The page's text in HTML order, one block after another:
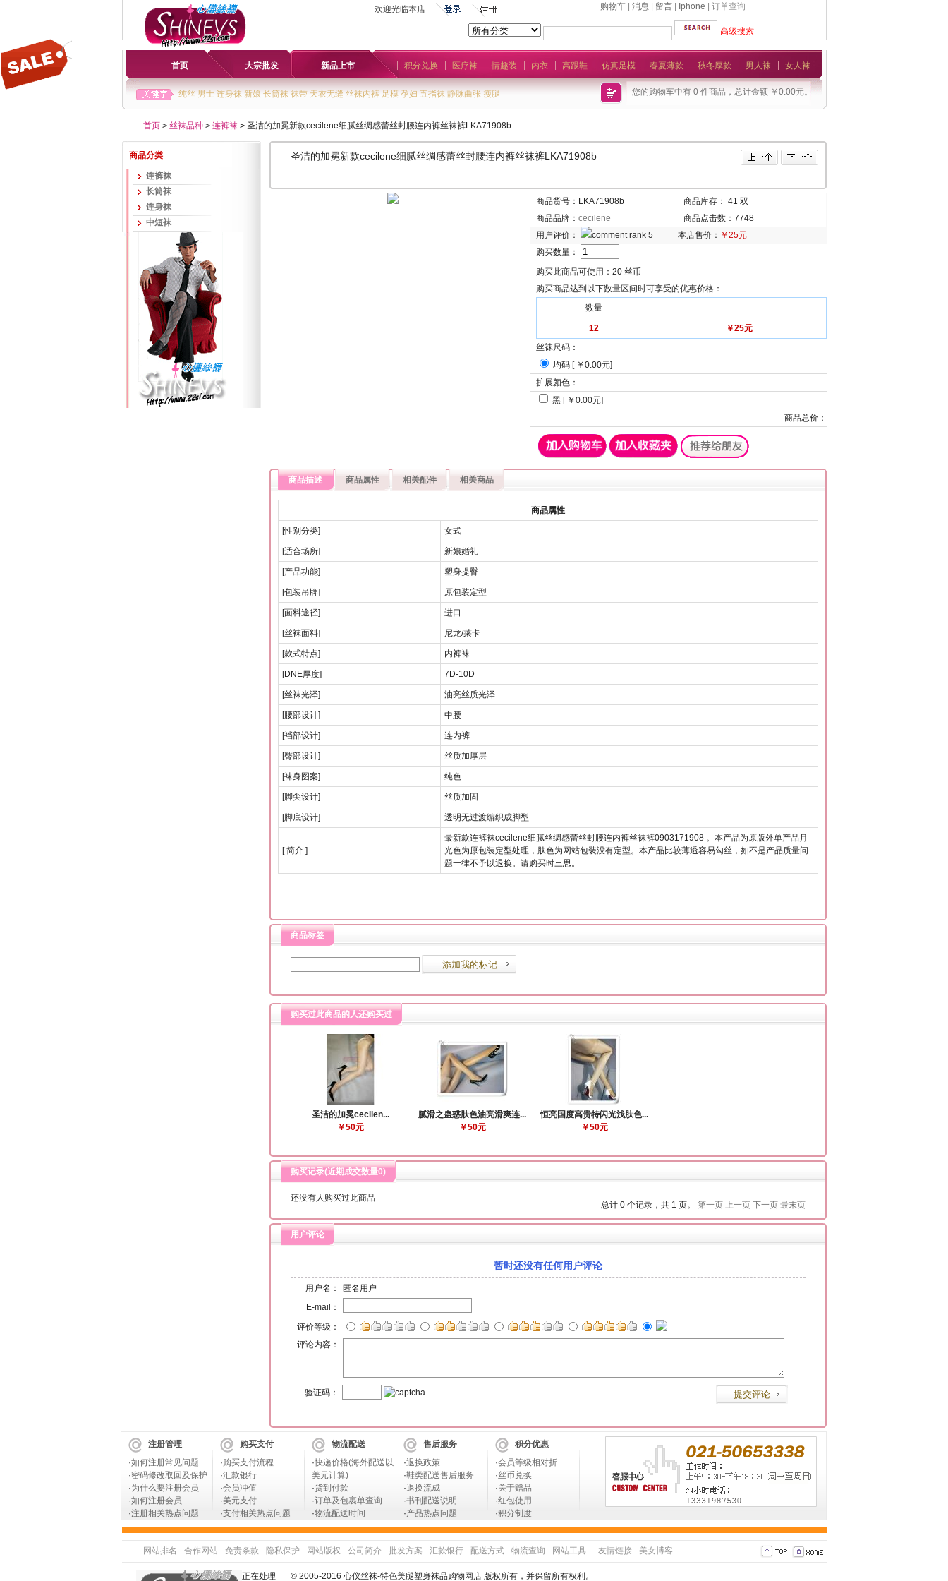
欢迎光临本店 购物车| 消息 留言| Iphone | 订单查询
高级搜索
首页 大宗批发 新品上市 积分兑换 医疗袜 情趣装 内衣 高跟鞋 仿真足模 春夏薄款 秋冬厚款 男人袜 女人袜
纯丝 男士 连身袜 新娘 长筒袜 袜带 天衣无缝 丝袜内裤 足模 孕妇 五指袜 静脉曲张 瘦腿 您的购物车中有 0 件商品，总计金额 ￥0.00元。
首页 > 丝袜品种 > 连裤袜 >圣洁的加冕新款cecilene细腻丝绸感蕾丝封腰连内裤丝袜裤LKA71908b
商品分类
连裤袜
长筒袜
连身袜
中短袜
圣洁的加冕新款cecilene细腻丝绸感蕾丝封腰连内裤丝袜裤LKA71908b
商品货号：LKA71908b
商品库存： 41 双
商品品牌： cecilene
商品点击数：7748
用户评价：
本店售价： ￥25元
购买数量：
购买此商品可使用： 20 丝币
购买商品达到以下数量区间时可享受的优惠价格：
数量
12
￥25元
丝袜尺码：
均码 [ ￥0.00元]
扩展颜色：
黑 [ ￥0.00元]
商品总价：
商品描述 商品属性 相关配件 相关商品
商品属性
[性别分类] 女式
[适合场所] 新娘婚礼
[产品功能] 塑身提臀
[包装吊牌] 原包装定型
[面料途径] 进口
[丝袜面料] 尼龙/莱卡
[款式特点] 内裤袜
[DNE厚度] 7D-10D
[丝袜光泽] 油亮丝质光泽
[腰部设计] 中腰
[裆部设计] 连内裤
[臀部设计] 丝质加厚层
[袜身图案] 纯色
[脚尖设计] 丝质加固
[脚底设计] 透明无过渡编织成脚型
[ 简介 ]
最新款连裤袜cecilene细腻丝绸感蕾丝封腰连内裤丝袜裤0903171908 。本产品为原版外单产品月
光色为原包装定型处理，肤色为网站包装没有定型。本产品比较薄透容易勾丝，如不是产品质量问
题一律不予以退换。请购买时三思。
商品标签
购买过此商品的人还购买过
圣洁的加冕cecilen...
￥50元
腻滑之蛊惑肤色油亮滑爽连...
￥50元
恒亮国度高贵特闪光浅肤色...
￥50元
购买记录(近期成交数量0)
还没有人购买过此商品
总计 0 个记录，共 1 页。 第一页 上一页 下一页 最末页
用户评论
暂时还没有任何用户评论
用户名：
匿名用户
E-mail：
评价等级：
评论内容：
验证码：
注册管理
·如何注册常见问题
·密码修改取回及保护
·为什么要注册会员
·如何注册会员
·注册相关热点问题
购买支付
·购买支付流程
·汇款银行
·会员冲值
·美元支付
·支付相关热点问题
物流配送
·快递价格(海外配送以
美元计算)
·货到付款
·订单及包裹单查询
·物流配送时间
售后服务
·退换政策
·鞋类配送售后服务
·退换流成
·书刊配送说明
·产品热点问题
积分优惠
·会员等级相对折
·丝币兑换
·关于赠品
·红包使用
·积分制度
网站排名 - 合作网站- 免责条款 - 隐私保护 - 网站版权 - 公司简介 - 批发方案 - 汇款银行- 配送方式- 物流查询 - 网站工具 - - 友情链接- 美女博客
© 2005-2016 心仪丝袜-特色美腿塑身袜品购物网店 版权所有，并保留所有权利。
正在处理